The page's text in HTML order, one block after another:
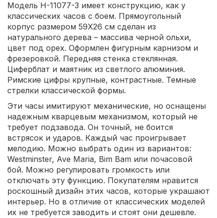
Модель Н-11077-3 имеет конструкцию, как у
классических часов с боем. Прямоугольный
корпус размером 59X26 см сделан из
натурального дерева – массива черной ольхи,
цвет под орех. Оформлен фигурным карнизом и
фрезеровкой. Передняя стенка стеклянная.
Циферблат и маятник из светлого алюминия.
Римские цифры крупные, контрастные. Темные
стрелки классической формы.
Эти часы имитируют механические, но оснащены
надежным кварцевым механизмом, который не
требует подзавода. Он точный, не боится
встрясок и ударов. Каждый час проигрывает
мелодию. Можно выбрать один из вариантов:
Westminster, Ave Maria, Bim Bam или почасовой
бой. Можно регулировать громкость или
отключать эту функцию. Покупателям нравится
роскошный дизайн этих часов, которые украшают
интерьер. Но в отличие от классических моделей
их не требуется заводить и стоят они дешевле.